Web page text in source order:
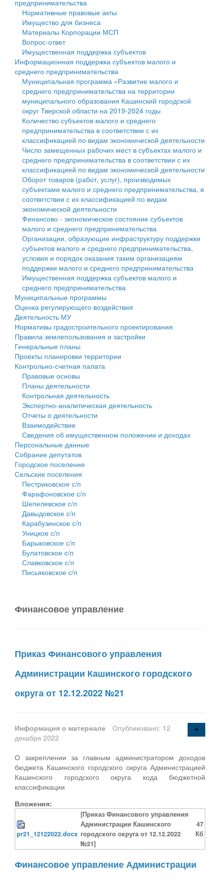
Государственные услуги
Промышленность и АПК
Экономика и бизнес
...
Символика
Устав
Гостям округа
Туризм
Культура
Образование
Здравоохранение
Социальная защита
Фотоальбом
муниципального округа Тверской области
Администрация Кашинского муниципального округа
Тверской области
Управление сельскими территориями
Открытые данные
Работа с обращениями граждан
Муниципальный контроль
Муниципальные услуги
Проекты административных регламентов
Антимонопольный комплаенс
Противодействие коррупции
Финансовое управление
Бюджет для граждан
Имущество
Выявление правообладателей ранее учтенных
объектов недвижимости
Имущественная поддержка субъектов малого и
среднего предпринимательства
Информационная поддержка субъектов малого и
среднего предпринимательства
Муниципальные программы
Контрольно-счетная палата
Персональные данные
Оценка регулирующего воздействия
Деятельность МУ
Нормативы градостроительного проектирования
Правила землепользования и застройки
Генеральные планы
Проекты планировки территории
Собрание депутатов
Городское поселение
Сельские поселения
предпринимательства
Нормативные правовые акты
Имущество для бизнеса
Материалы Корпорации МСП
Вопрос-ответ
Имущественная поддержка субъектов
Информационная поддержка субъектов малого и
среднего предпринимательства
Муниципальная программа «Развитие малого и
среднего предпринимательства на территории
муниципального образования Кашинский городской
округ Тверской области на 2019-2024 годы
Количество субъектов малого и среднего
предпринимательства в соответствии с их
классификацией по видам экономической деятельности
Число замещенных рабочих мест в субъектах малого и
среднего предпринимательства в соответствии с их
классификацией по видам экономической деятельности
Оборот товаров (работ, услуг), производимых
субъектами малого и среднего предпринимательства, в
соответствии с их классификацией по видам
экономической деятельности
Финансово - экономическое состояние субъектов
малого и среднего предпринимательства
Организации, образующие инфраструктуру поддержки
субъектов малого и среднего предпринимательства,
условия и порядок оказания таким организациям
поддержки малого и среднего предпринимательства
Имущественная поддержка субъектов малого и
среднего предпринимательства
Муниципальные программы
Оценка регулирующего воздействия
Деятельность МУ
Нормативы градостроительного проектирования
Правила землепользования и застройки
Генеральные планы
Проекты планировки территории
Контрольно-счетная палата
Правовые основы
Планы деятельности
Контрольная деятельность
Экспертно-аналитическая деятельность
Отчеты о деятельности
Взаимодействие
Сведения об имущественном положении и доходах
Персональные данные
Собрание депутатов
Городское поселение
Сельские поселения
Пестриковское с/п
Фарафоновское с/п
Шепелевское с/п
Давыдовское с/п
Карабузинское с/п
Уницкое с/п
Барыковское с/п
Булатовское с/п
Славковское с/п
Письяковское с/п
Финансовое управление
Приказ Финансового управления
Администрации Кашинского городского
округа от 12.12.2022 №21
Информация о материале
Опубликовано: 12
декабря 2022
О закреплении за главным администратором доходов
бюджета Кашинского городского округа Администрацией
Кашинского городского округа кода бюджетной
классификации
Вложения:
pr21_12122022.docx
[Приказ Финансового управления
Администрации Кашинского
городского округа от 12.12.2022
№21]
47
Кб
Финансовое управление Администрации